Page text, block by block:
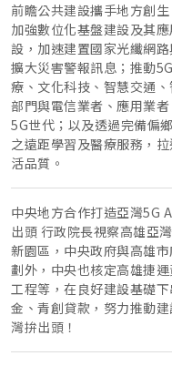
前瞻公共建設攜手地方創
加強數位化基盤建設及其
設，加速建置國家光纖網
擴大災害警報訊息；推動
療、文化科技、智慧交通
部門與電信業者、應用業
5G世代；以及透過完備偏
之遠距學習及醫療服務，
活品質。
中央地方合作打造亞灣5G
出頭 行政院長視察高雄亞
新園區，中央政府與高雄
劃外，中央也核定高雄捷
工程等，在良好建設基礎
金、青創貸款，努力推動
灣拚出頭！